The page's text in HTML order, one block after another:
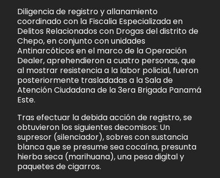
Diligencia de registro y allanamiento
coordinado con la Fiscalia Especializada en
Delitos Relacionados con Drogas del distrito de
Chepo, en conjunto con unidades
Antinarcóticos en el marco de la Operación
Dealer, aprehendieron a cuatro personas, que
al mostrar resistencia a la labor policial, fueron
posteriormente trasladadas a la Sala de
Atención Ciudadana de la 3era Brigada Panamá
Este.
Tras efectuar la debida acción de registro, se
obtuvieron los siguientes decomisos: Un
supresor (silenciador), sobres con sustancia
blanca que se presume sea cocaína, presunta
hierba seca (marihuana), una pesa digital y
paquetes de cigarros.